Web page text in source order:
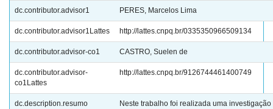
dc.contributor.advisor1 PERES, Marcelos Lima
dc.contributor.advisor1Lattes http://lattes.cnpq.br/0335350966509134
dc.contributor.advisor-co1 CASTRO, Suelen de
dc.contributor.advisor-
co1Lattes
http://lattes.cnpq.br/9126744461400749
dc.description.resumo
Neste trabalho foi realizada uma